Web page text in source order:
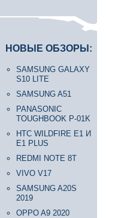
НОВЫЕ ОБЗОРЫ:
SAMSUNG GALAXY
S10 LITE
SAMSUNG A51
PANASONIC
TOUGHBOOK P-01K
HTC WILDFIRE E1 И
E1 PLUS
REDMI NOTE 8T
VIVO V17
SAMSUNG A20S
2019
OPPO A9 2020